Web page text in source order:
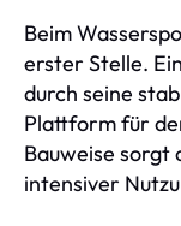
Beim
erster Stelle.
durch seine
Plattform für
Bauweise sorgt
intensiver